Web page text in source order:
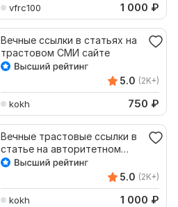
vfrc100 1 000 ₽
Вечные ссылки в статьях на
трастовом СМИ сайте
5.0 (2K+)
kokh 750 ₽
Вечные трастовые ссылки в
статье на авторитетном
женском сайте
5.0 (2K+)
kokh 1 000 ₽